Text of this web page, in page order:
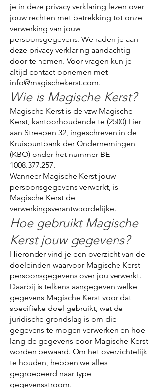
je in deze privacy verklaring lezen over
jouw rechten met betrekking tot onze
verwerking van jouw
persoonsgegevens. We raden je aan
deze privacy verklaring aandachtig
door te nemen. Voor vragen kun je
altijd contact opnemen met
info@magischekerst.com.
Wie is Magische Kerst?
Magische Kerst is de vzw Magische
Kerst, kantoorhoudende te (2500) Lier
aan Streepen 32, ingeschreven in de
Kruispuntbank der Ondernemingen
(KBO) onder het nummer BE
1008.377.257.
Wanneer Magische Kerst jouw
persoonsgegevens verwerkt, is
Magische Kerst de
verwerkingsverantwoordelijke.
Hoe gebruikt Magische
Kerst jouw gegevens?
Hieronder vind je een overzicht van de
doeleinden waarvoor Magische Kerst
persoonsgegevens over jou verwerkt.
Daarbij is telkens aangegeven welke
gegevens Magische Kerst voor dat
specifieke doel gebruikt, wat de
juridische grondslag is om die
gegevens te mogen verwerken en hoe
lang de gegevens door Magische Kerst
worden bewaard. Om het overzichtelijk
te houden, hebben we alles
gegroepeerd naar type
gegevensstroom.